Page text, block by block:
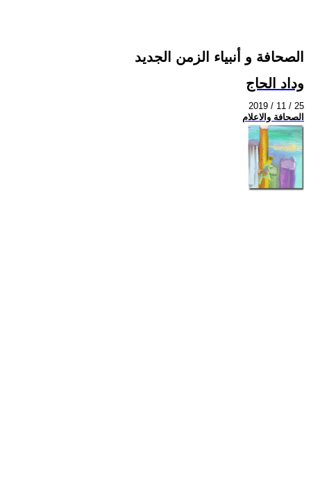
الصحافة و أنبياء الزمن الجديد
وداد الحاج
2019 / 11 / 25
الصحافة والاعلام